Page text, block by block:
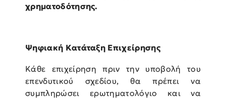
χρηματοδότησης.
Ψηφιακή Κατάταξη Επιχείρησης
Κάθε επιχείρηση πριν την υποβολή του
επενδυτικού σχεδίου, θα πρέπει να
συμπληρώσει ερωτηματολόγιο και να